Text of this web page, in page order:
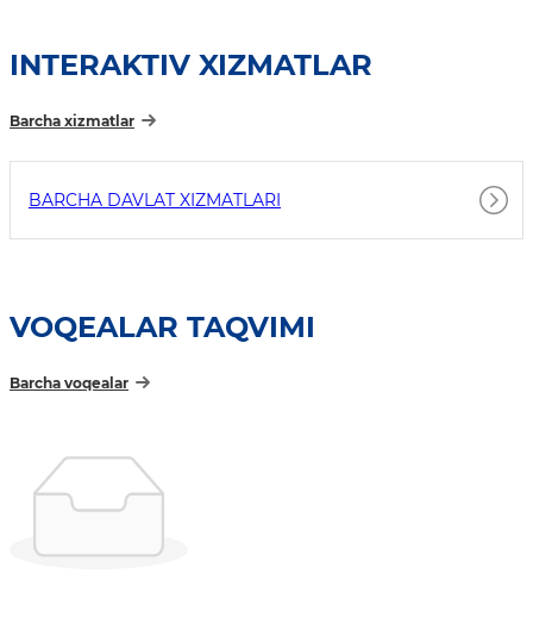
INTERAKTIV XIZMATLAR
Barcha xizmatlar
BARCHA DAVLAT XIZMATLARI
VOQEALAR TAQVIMI
Barcha voqealar